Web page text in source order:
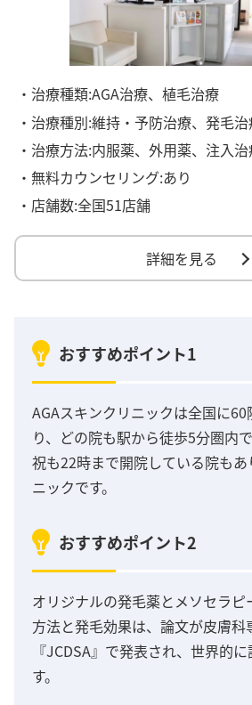
・治療種類:AGA治療、植毛治療
・治療種別:維持・予防治療、発毛
・治療方法:内服薬、外用薬、注入
・無料カウンセリング:あり
・店舗数:全国51店舗
詳細を見る
おすすめポイント1
AGAスキンクリニックは全国に
り、どの院も駅から徒歩5分圏内
祝も22時まで開院している院もあ
ニックです。
おすすめポイント2
オリジナルの発毛薬とメソセラピ
方法と発毛効果は、論文が皮膚科
『JCDSA』で発表され、世界的
す。